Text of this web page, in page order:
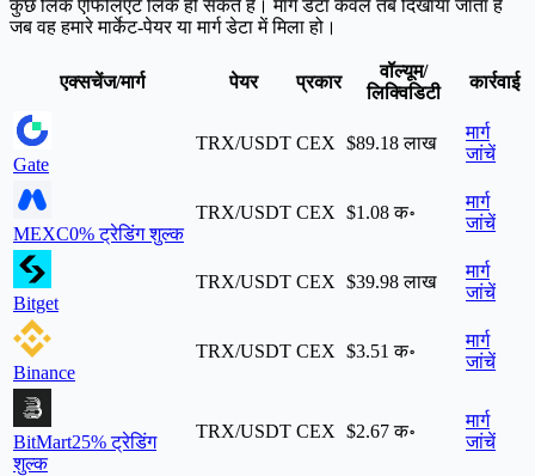
कुछ लिंक एफिलिएट लिंक हो सकते हैं। मार्ग डेटा केवल तब दिखाया जाता है
जब वह हमारे मार्केट-पेयर या मार्ग डेटा में मिला हो।
एक्सचेंज/मार्ग पेयर प्रकार
वॉल्यूम/
लिक्विडिटी
कार्रवाई
Gate
TRX/USDT CEX $89.18 लाख
मार्ग
जांचें
MEXC0% ट्रेडिंग शुल्क
TRX/USDT CEX $1.08 क॰
मार्ग
जांचें
Bitget
TRX/USDT CEX $39.98 लाख
मार्ग
जांचें
Binance
TRX/USDT CEX $3.51 क॰
मार्ग
जांचें
BitMart25% ट्रेडिंग
शुल्क
TRX/USDT CEX $2.67 क॰
मार्ग
जांचें